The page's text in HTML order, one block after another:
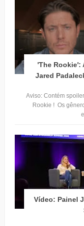
'The Rookie':
Jared
Aviso: Contém
Rookie ! Os
Vídeo: Painel